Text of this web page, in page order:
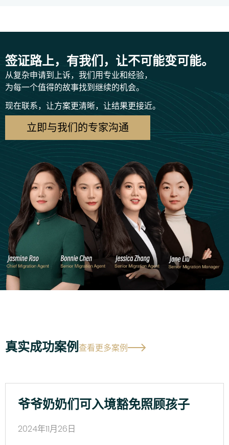
签证路上，有我们，让不可能变可能。
从复杂申请到上诉，我们用专业和经验，
为每一个值得的故事找到继续的机会。
现在联系，让方案更清晰，让结果更接近。
立即与我们的专家沟通
真实成功案例查看更多案例
爷爷奶奶们可入境豁免照顾孩子
2024年11月26日